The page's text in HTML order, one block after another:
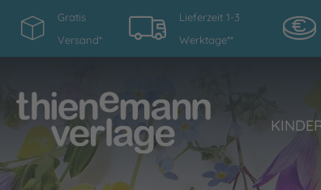
Gratis
Versand*
Lieferzeit 1-3
Werktage**